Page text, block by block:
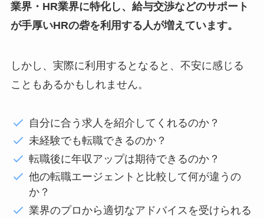
業界・HR業界に特化し、給与交渉などのサポート
が手厚いHRの砦を利用する人が増えています。
しかし、実際に利用するとなると、不安に感じる
こともあるかもしれません。
自分に合う求人を紹介してくれるのか？
未経験でも転職できるのか？
転職後に年収アップは期待できるのか？
他の転職エージェントと比較して何が違うの
か？
業界のプロから適切なアドバイスを受けられる